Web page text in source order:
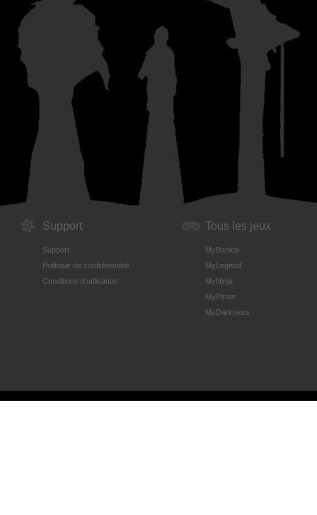
Support
Support
Politique de confidentialité
Conditions d'utilisation
Tous les jeux
MyBankai
MyLegend
MyNinja
MyPirate
MyDarkness